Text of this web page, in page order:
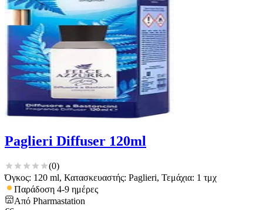
Paglieri Diffuser 120ml
(0)
Όγκος: 120 ml, Κατασκευαστής: Paglieri, Τεμάχια: 1 τμχ
Παράδοση 4-9 ημέρες
Από Pharmastation